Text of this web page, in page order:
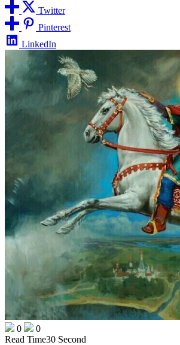
Twitter
Pinterest
LinkedIn
0
0
Read Time30 Second